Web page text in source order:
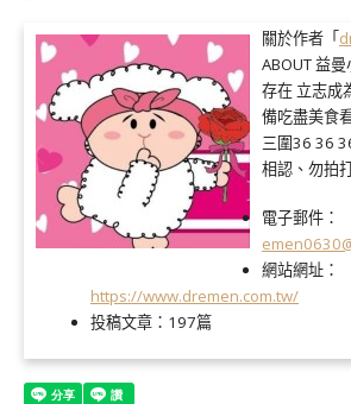
關於作者「
ABOUT 益
存在 立志成
備吃盡美食
三圍36 36
相認、勿拍
電子郵件：
網站網址：
https://www.dremen.com.tw/
投稿文章： 197篇